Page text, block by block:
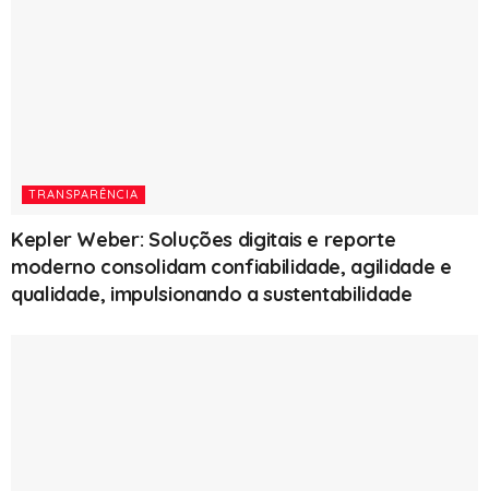
TRANSPARÊNCIA
Kepler Weber: Soluções digitais e reporte
moderno consolidam confiabilidade, agilidade e
qualidade, impulsionando a sustentabilidade